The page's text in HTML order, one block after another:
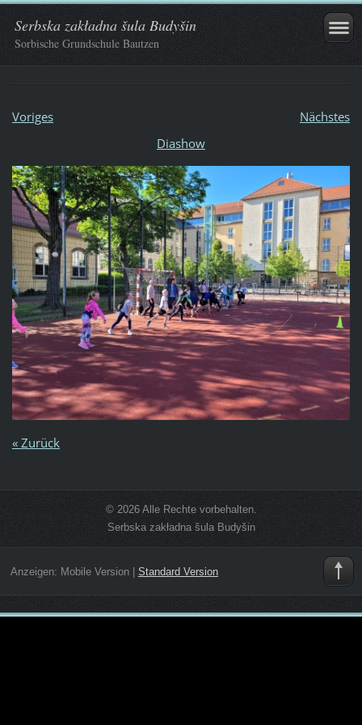
Serbska zakładna šula Budyšin
Sorbische Grundschule Bautzen
Voriges
Nächstes
Diashow
« Zurück
© 2026 Alle Rechte vorbehalten.
Serbska zakładna šula Budyšin
Anzeigen: Mobile Version| Standard Version